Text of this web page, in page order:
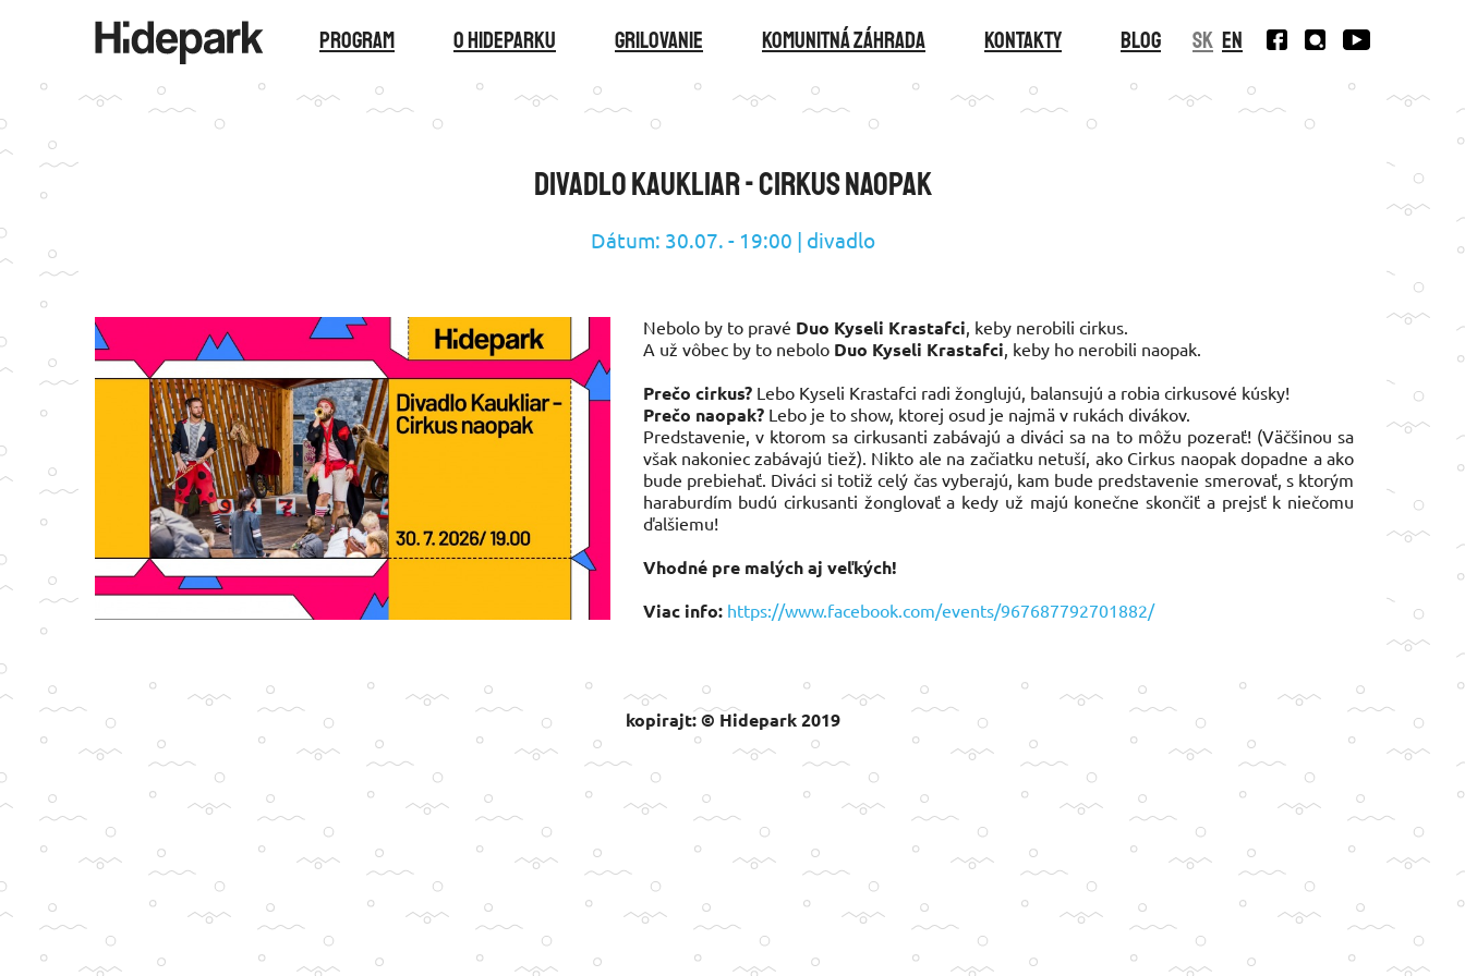
Program O Hideparku GRILOVANIE KOMUNITNÁ ZÁHRADA Kontakty Blog SK EN
Divadlo Kaukliar - cirkus NAOPAK
Dátum: 30.07. - 19:00 | divadlo
Nebolo by to pravé Duo Kyseli Krastafci, keby nerobili cirkus.
A už vôbec by to nebolo Duo Kyseli Krastafci, keby ho nerobili naopak.
Prečo cirkus?Lebo Kyseli Krastafci radi žonglujú, balansujú a robia cirkusové kúsky!
Prečo naopak?Lebo je to show, ktorej osud je najmä v rukách divákov.
Predstavenie, v ktorom sa cirkusanti zabávajú a diváci sa na to môžu pozerať! (Väčšinou sa
však nakoniec zabávajú tiež). Nikto ale na začiatku netuší, ako Cirkus naopak dopadne a ako
bude prebiehať. Diváci si totiž celý čas vyberajú, kam bude predstavenie smerovať, s ktorým
haraburdím budú cirkusanti žonglovať a kedy už majú konečne skončiť a prejsť k niečomu
ďalšiemu!
Vhodné pre malých aj veľkých!
Viac info: https://www.facebook.com/events/967687792701882/
kopirajt: © Hidepark 2019